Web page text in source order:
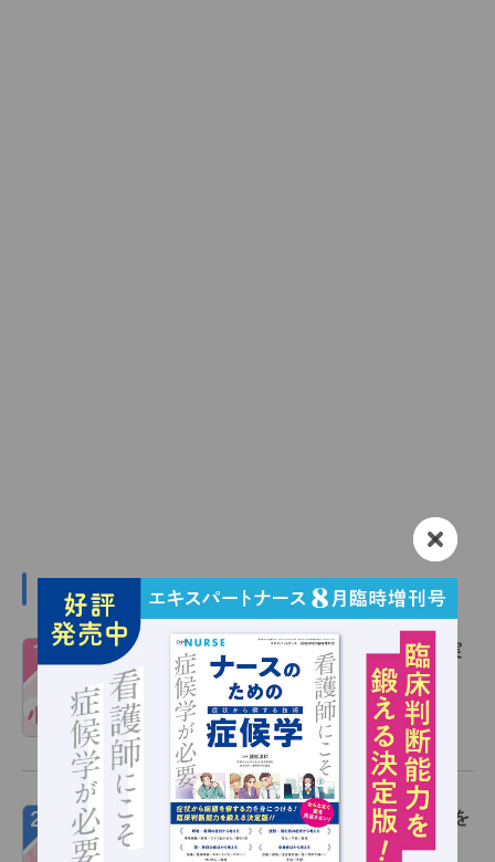
デイリーランキング
１
心電図波形の読み方 完全ガイド！基礎～実
践を図解で総まとめ
2026/08/03 特集記事
２
【新規会員登録(無料)キャンペーン】PDFを
1冊まるごとプレゼント！